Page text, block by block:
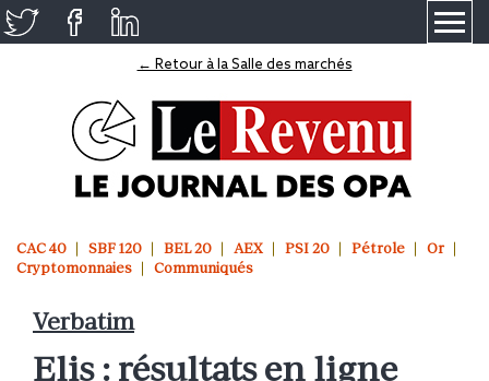
← Retour à la Salle des marchés
CAC 40 SBF 120 BEL 20 AEX PSI 20 Pétrole
Or
Cryptomonnaies
Communiqués
Verbatim
Elis : résultats en ligne